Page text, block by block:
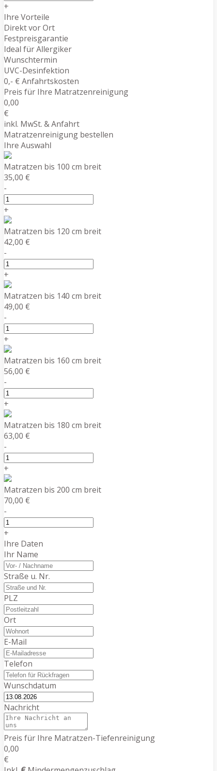
+
Ihre Vorteile
Direkt vor Ort
Festpreisgarantie
Ideal für Allergiker
Wunschtermin
UVC-Desinfektion
0,- € Anfahrtskosten
Preis für Ihre Matratzenreinigung
0,00
€
inkl. MwSt. & Anfahrt
Matratzenreinigung bestellen
Ihre Auswahl
Matratzen bis 100 cm breit
35,00 €
-
+
Matratzen bis 120 cm breit
42,00 €
-
+
Matratzen bis 140 cm breit
49,00 €
-
+
Matratzen bis 160 cm breit
56,00 €
-
+
Matratzen bis 180 cm breit
63,00 €
-
+
Matratzen bis 200 cm breit
70,00 €
-
+
Ihre Daten
Ihr Name
Straße u. Nr.
PLZ
Ort
E-Mail
Telefon
Wunschdatum
Nachricht
Preis für Ihre Matratzen-Tiefenreinigung
0,00
€